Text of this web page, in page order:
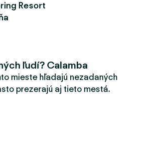
Resort
ľudí? Calamba
mieste hľadajú nezadaných
prezerajú aj tieto mestá.